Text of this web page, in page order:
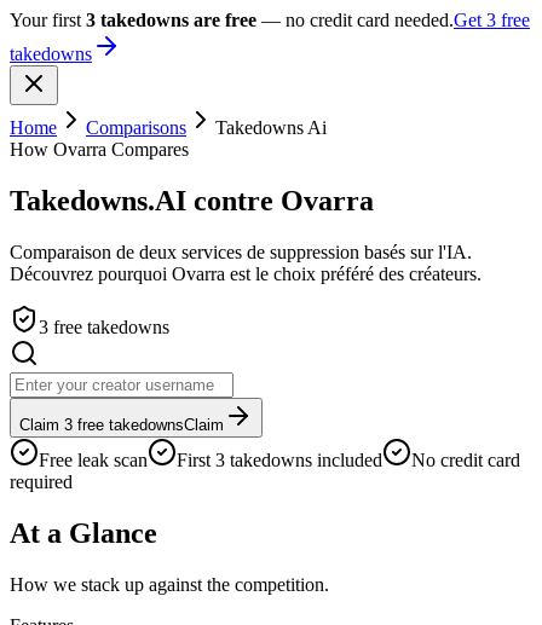
Your first 3 takedowns are free — no credit card needed.Get 3 free
takedowns
Home Comparisons
Takedowns Ai
How Ovarra Compares
Takedowns.AI contre Ovarra
Comparaison de deux services de suppression basés sur l'IA.
Découvrez pourquoi Ovarra est le choix préféré des créateurs.
3 free takedowns
Claim 3 free takedownsClaim
Free leak scan First 3 takedowns included
No credit card
required
At a Glance
How we stack up against the competition.